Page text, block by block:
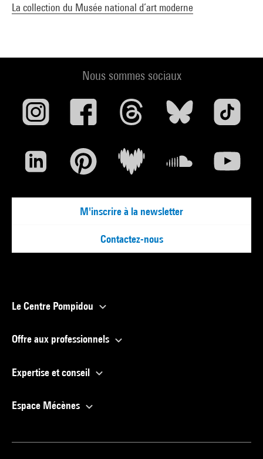
La collection du Musée national d’art moderne
Nous sommes sociaux
M'inscrire à la newsletter
Contactez-nous
Le Centre Pompidou
Offre aux professionnels
Expertise et conseil
Espace Mécènes